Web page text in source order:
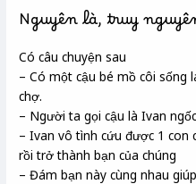
Nguyên là, truy
Có câu chuyện sau
– Có một cậu bé mồ côi sống
chợ.
– Người ta gọi cậu là Ivan
– Ivan vô tình cứu được 1 con
rồi trở thành bạn của chúng
– Đám bạn này cùng nhau